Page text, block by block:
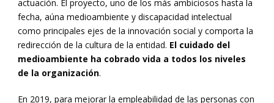
actuación. El proyecto, uno de los más ambiciosos hasta la
fecha, aúna medioambiente y discapacidad intelectual
como principales ejes de la innovación social y comporta la
redirección de la cultura de la entidad. El cuidado del
medioambiente ha cobrado vida a todos los niveles
de la organización.
En 2019, para mejorar la empleabilidad de las personas con